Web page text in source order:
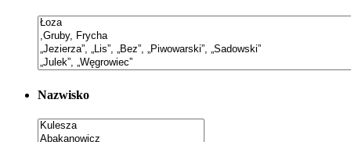
Nazwisko